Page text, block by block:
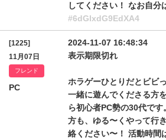
してください！ なお自分
#6dGlxdG9EdXA4
[1225]
11月07日
フレンド
PC
2024-11-07 16:48:34
表示期限切れ
ホラゲーひとりだとビビ
一緒に遊んでくださる方
ら初心者PC勢の30代で
方も、ゆる〜くやって行
絡ください〜！ 活動時間